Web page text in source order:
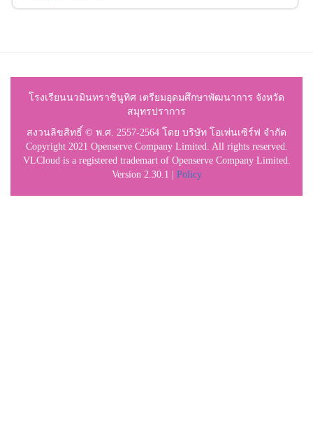
โรงเรียนนวมินทราชินูทิศ เตรียมอุดมศึกษาพัฒนาการ จังหวัด
สมุทรปราการ
สงวนลิขสิทธิ์ © พ.ศ. 2557-2564 โดย บริษัท โอเพ่นเซิร์ฟ จำกัด
Copyright 2021 Openserve Company Limited. All rights reserved.
VLCloud is a registered trademart of Openserve Company Limited.
Version 2.30.1 | Policy